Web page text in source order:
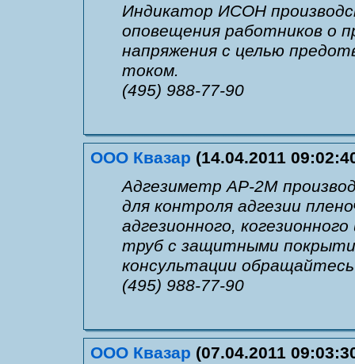
Индикатор ИСОН
оповещения работников о
напряжения с целью
током.
(495) 988-77-90
ООО Квазар (14.04.2011
Адгезиметр АР-2М
для контроля адгезии
адгезионного,
труб с защитными
консультации
(495) 988-77-90
ООО Квазар (07.04.2011